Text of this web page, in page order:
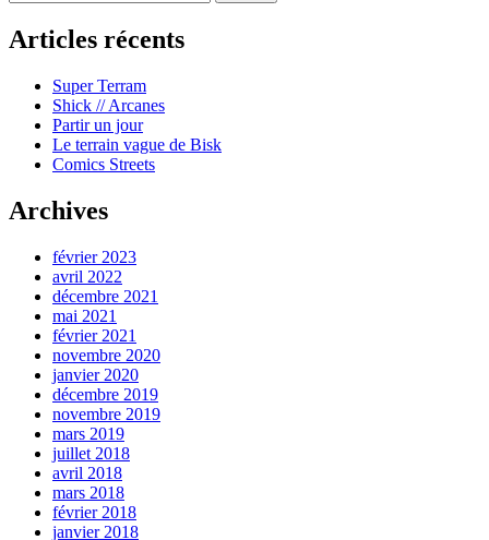
Articles récents
Super Terram
Shick // Arcanes
Partir un jour
Le terrain vague de Bisk
Comics Streets
Archives
février 2023
avril 2022
décembre 2021
mai 2021
février 2021
novembre 2020
janvier 2020
décembre 2019
novembre 2019
mars 2019
juillet 2018
avril 2018
mars 2018
février 2018
janvier 2018